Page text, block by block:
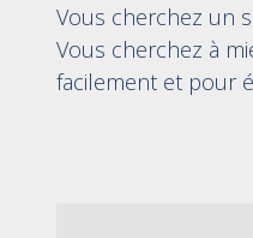
Vous cherchez un
Vous cherchez à
facilement et pour